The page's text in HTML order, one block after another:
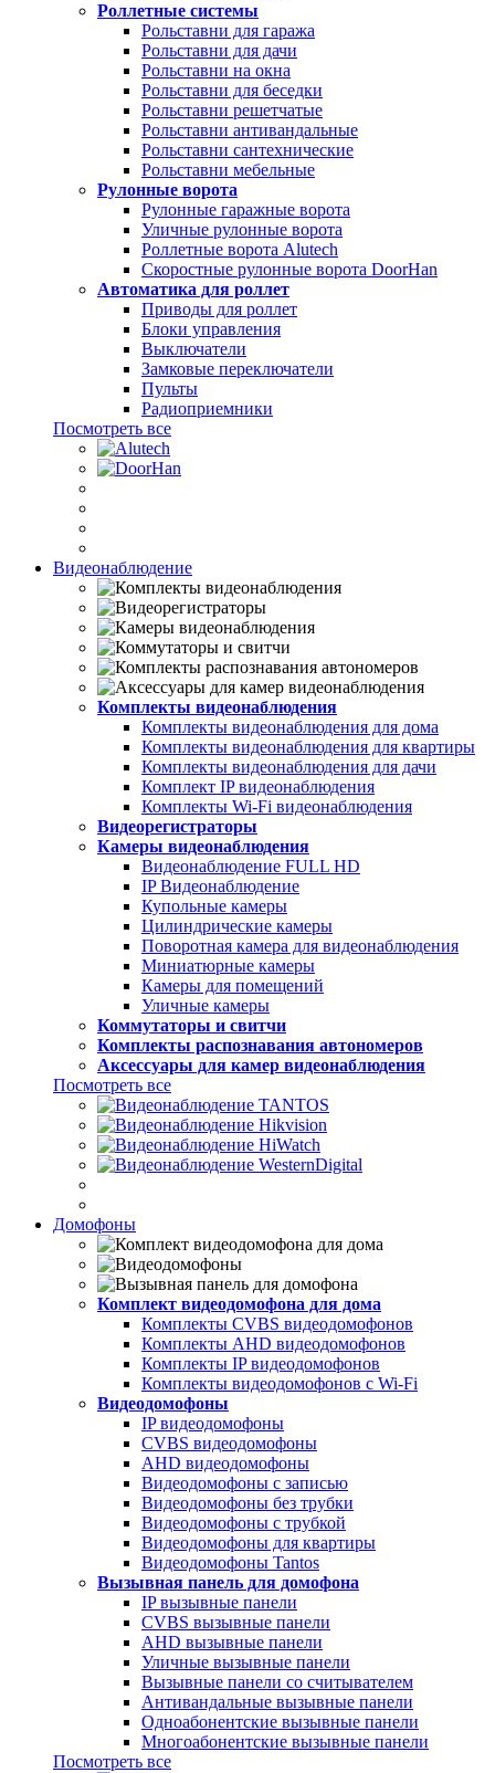
Роллетные системы
Рольставни для гаража
Рольставни для дачи
Рольставни на окна
Рольставни для беседки
Рольставни решетчатые
Рольставни антивандальные
Рольставни сантехнические
Рольставни мебельные
Рулонные ворота
Рулонные гаражные ворота
Уличные рулонные ворота
Роллетные ворота Alutech
Скоростные рулонные ворота DoorHan
Автоматика для роллет
Приводы для роллет
Блоки управления
Выключатели
Замковые переключатели
Пульты
Радиоприемники
Посмотреть все
Видеонаблюдение
Комплекты видеонаблюдения
Комплекты видеонаблюдения для дома
Комплекты видеонаблюдения для квартиры
Комплекты видеонаблюдения для дачи
Комплект IP видеонаблюдения
Комплекты Wi-Fi видеонаблюдения
Видеорегистраторы
Камеры видеонаблюдения
Видеонаблюдение FULL НD
IP Видеонаблюдение
Купольные камеры
Цилиндрические камеры
Поворотная камера для видеонаблюдения
Миниатюрные камеры
Камеры для помещений
Уличные камеры
Коммутаторы и свитчи
Комплекты распознавания автономеров
Аксессуары для камер видеонаблюдения
Посмотреть все
Домофоны
Комплект видеодомофона для дома
Комплекты CVBS видеодомофонов
Комплекты AHD видеодомофонов
Комплекты IP видеодомофонов
Комплекты видеодомофонов с Wi-Fi
Видеодомофоны
IP видеодомофоны
CVBS видеодомофоны
AHD видеодомофоны
Видеодомофоны с записью
Видеодомофоны без трубки
Видеодомофоны с трубкой
Видеодомофоны для квартиры
Видеодомофоны Tantos
Вызывная панель для домофона
IP вызывные панели
CVBS вызывные панели
AHD вызывные панели
Уличные вызывные панели
Вызывные панели со считывателем
Антивандальные вызывные панели
Одноабонентские вызывные панели
Многоабонентские вызывные панели
Посмотреть все